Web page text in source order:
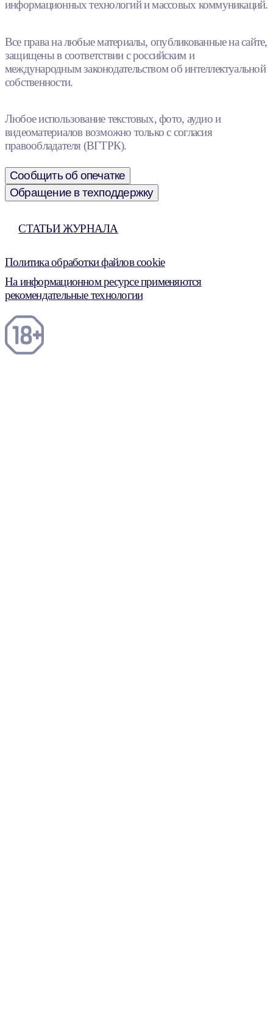
информационных технологий и массовых коммуникаций.
Все права на любые материалы, опубликованные на сайте,
защищены в соответствии с российским и
международным законодательством об интеллектуальной
собственности.
Любое использование текстовых, фото, аудио и
видеоматериалов возможно только с согласия
правообладателя (ВГТРК).
Сообщить об опечатке
Обращение в техподдержку
СТАТЬИ ЖУРНАЛА
Политика обработки файлов cookie
На информационном ресурсе применяются
рекомендательные технологии